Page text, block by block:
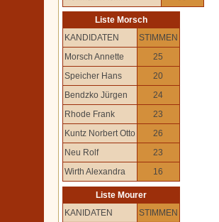
Liste Morsch
KANDIDATEN
STIMMEN
Morsch Annette
25
Speicher Hans
20
Bendzko Jürgen
24
Rhode Frank
23
Kuntz Norbert Otto
26
Neu Rolf
23
Wirth Alexandra
16
Liste Mourer
KANIDATEN
STIMMEN